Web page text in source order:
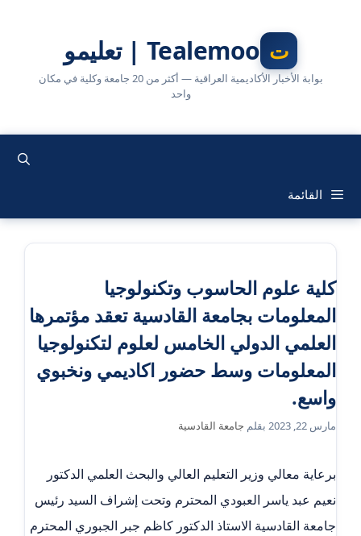
Tealemoo | تعليمو
بوابة الأخبار الأكاديمية العراقية — أكثر من 20 جامعة وكلية في مكان
واحد
القائمة
كلية علوم الحاسوب وتكنولوجيا
المعلومات بجامعة القادسية تعقد مؤتمرها
العلمي الدولي الخامس لعلوم لتكنولوجيا
المعلومات وسط حضور اكاديمي ونخبوي
واسع.
مارس 22, 2023 بقلم جامعة القادسية
برعاية معالي وزير التعليم العالي والبحث العلمي الدكتور
نعيم عبد ياسر العبودي المحترم وتحت إشراف السيد رئيس
جامعة القادسية الاستاذ الدكتور كاظم جبر الجبوري المحترم